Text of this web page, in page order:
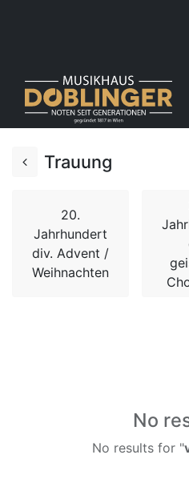
Trauung
20.
Jahrhundert
div. Advent /
Weihnachten
No
No results for "